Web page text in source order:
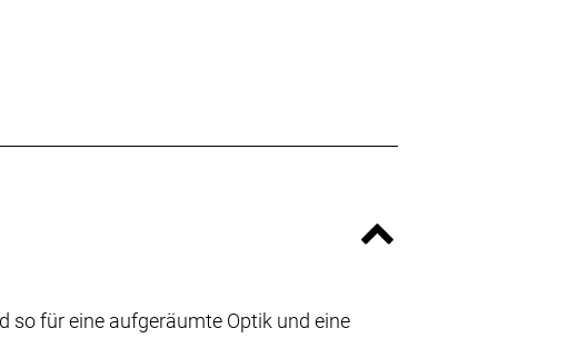
so für eine aufgeräumte Optik und eine